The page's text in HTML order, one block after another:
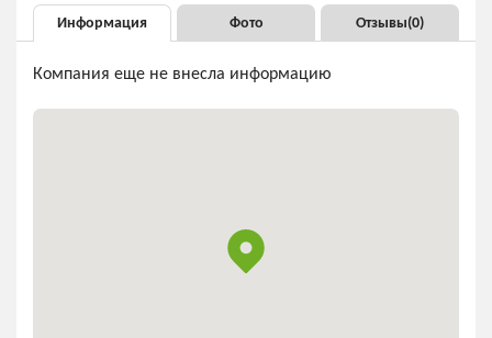
Информация Фото Отзывы(0)
Компания еще не внесла информацию